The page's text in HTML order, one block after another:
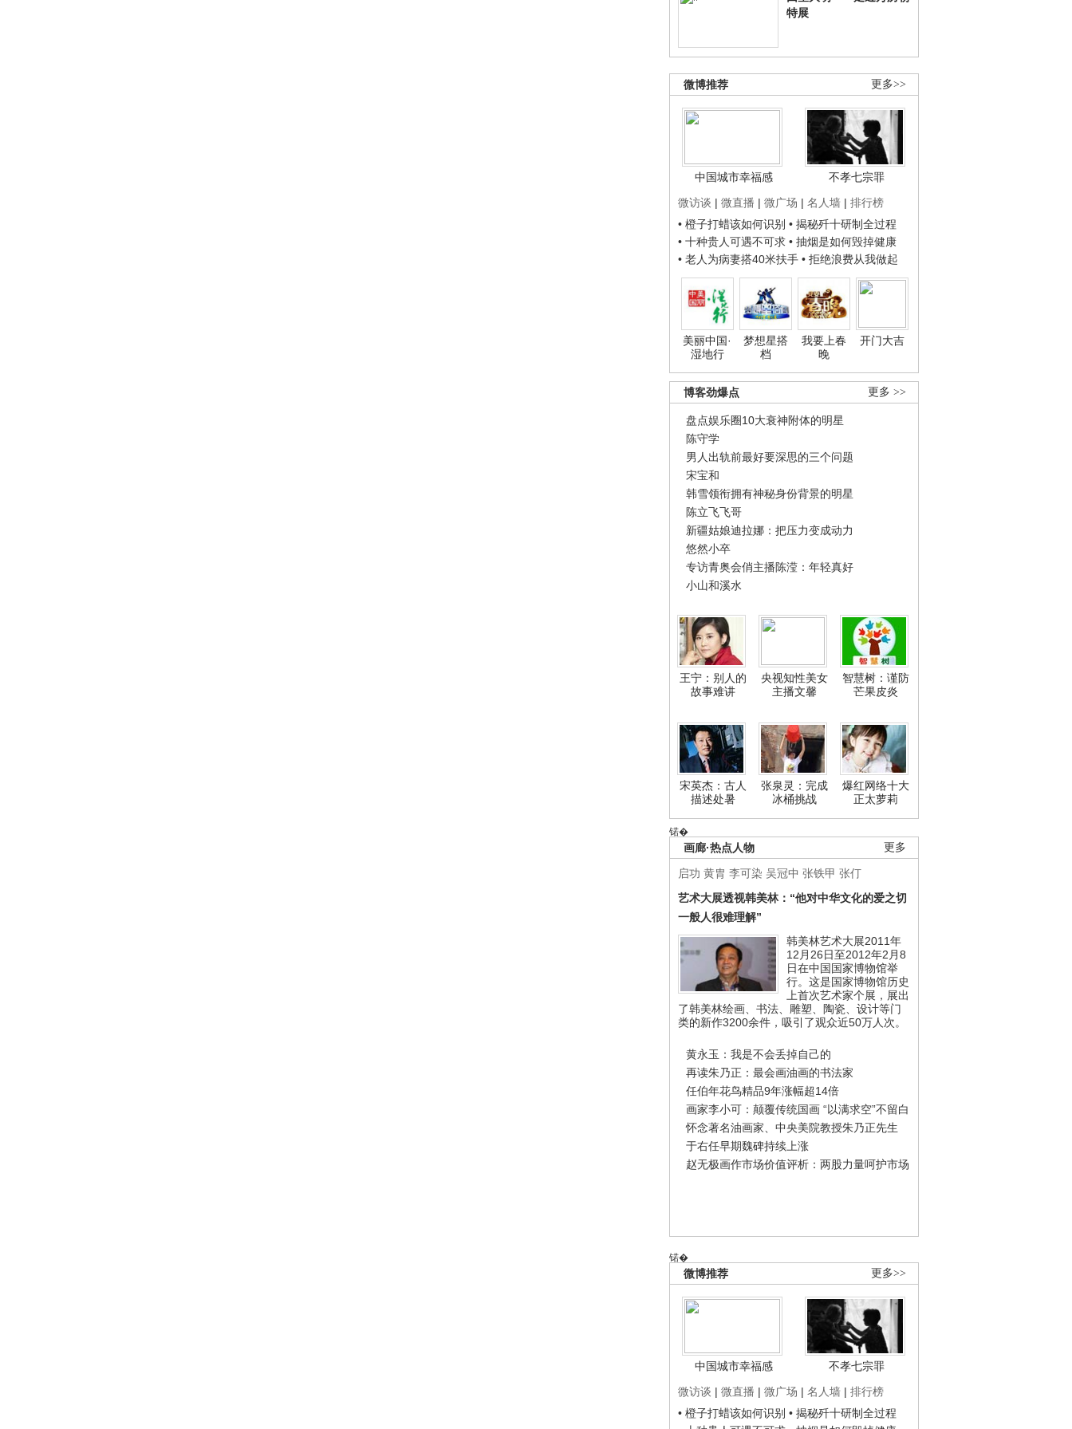
特展
更多>>
微博推荐
中国城市幸福感
不孝七宗罪
微访谈 | 微直播 | 微广场 | 名人墙 | 排行榜
• 橙子打蜡该如何识别 • 揭秘歼十研制全过程
• 十种贵人可遇不可求 • 抽烟是如何毁掉健康
• 老人为病妻搭40米扶手 • 拒绝浪费从我做起
美丽中国·
湿地行
梦想星搭
档
我要上春
晚
开门大吉
更多 >>
博客劲爆点
盘点娱乐圈10大衰神附体的明星
陈守学
男人出轨前最好要深思的三个问题
宋宝和
韩雪领衔拥有神秘身份背景的明星
陈立飞飞哥
新疆姑娘迪拉娜：把压力变成动力
悠然小卒
专访青奥会俏主播陈滢：年轻真好
小山和溪水
王宁：别人的
故事难讲
央视知性美女
主播文馨
智慧树：谨防
芒果皮炎
宋英杰：古人
描述处暑
张泉灵：完成
冰桶挑战
爆红网络十大
正太萝莉
锘�
更多
画廊·热点人物
启功 黄胄 李可染 吴冠中 张铁甲 张仃
艺术大展透视韩美林：“他对中华文化的爱之切
一般人很难理解”
韩美林艺术大展2011年
12月26日至2012年2月8
日在中国国家博物馆举
行。这是国家博物馆历史
上首次艺术家个展，展出
了韩美林绘画、书法、雕塑、陶瓷、设计等门
类的新作3200余件，吸引了观众近50万人次。
黄永玉：我是不会丢掉自己的
再读朱乃正：最会画油画的书法家
任伯年花鸟精品9年涨幅超14倍
画家李小可：颠覆传统国画 “以满求空”不留白
怀念著名油画家、中央美院教授朱乃正先生
于右任早期魏碑持续上涨
赵无极画作市场价值评析：两股力量呵护市场
锘�
更多>>
微博推荐
中国城市幸福感
不孝七宗罪
微访谈 | 微直播 | 微广场 | 名人墙 | 排行榜
• 橙子打蜡该如何识别 • 揭秘歼十研制全过程